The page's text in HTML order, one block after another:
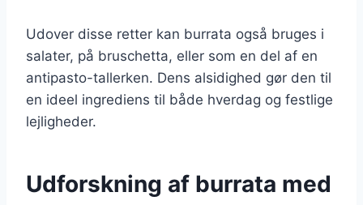
Udover disse retter kan burrata også bruges i
salater, på bruschetta, eller som en del af en
antipasto-tallerken. Dens alsidighed gør den til
en ideel ingrediens til både hverdag og festlige
lejligheder.
Udforskning af burrata med